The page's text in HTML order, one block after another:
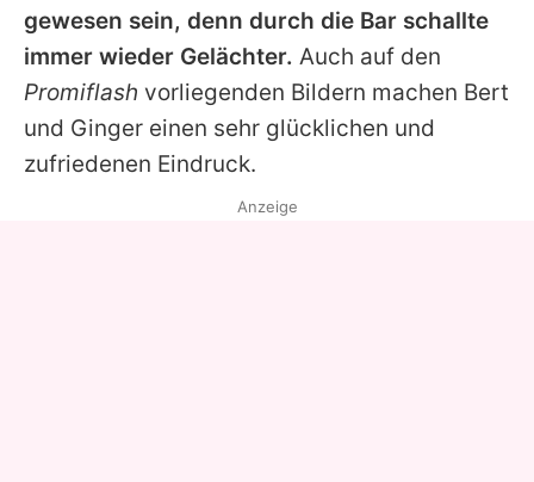
gewesen sein, denn durch die Bar schallte
immer wieder Gelächter. Auch auf den
Promiflash vorliegenden Bildern machen Bert
und Ginger einen sehr glücklichen und
zufriedenen Eindruck.
Anzeige